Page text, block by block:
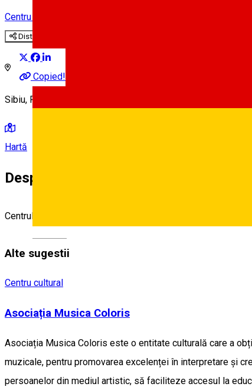
Centru cultural
Distribuie
Copied!
Sibiu, Romania
Hartă
Despre
Centrul Creştin al Romilor – CCR
Alte sugestii
Centru cultural
Asociația Musica Coloris
Asociația Musica Coloris este o entitate culturală care a
muzicale, pentru promovarea excelenței în interpretare și
persoanelor din mediul artistic, să faciliteze accesul la